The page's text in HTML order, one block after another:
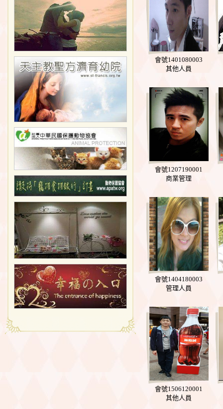
會號1401080003
其他人員
會號1207190001
商業管理
會號1404180003
管理人員
會號1506120001
其他人員